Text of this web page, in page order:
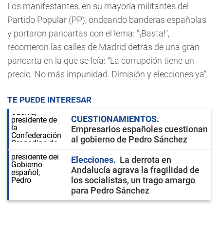
Los manifestantes, en su mayoría militantes del
Partido Popular (PP), ondeando banderas españolas
y portaron pancartas con el lema: "¡Basta!",
recorrieron las calles de Madrid detrás de una gran
pancarta en la que se leía: “La corrupción tiene un
precio. No más impunidad. Dimisión y elecciones ya”.
TE PUEDE INTERESAR
CUESTIONAMIENTOS
Empresarios españoles cuestionan
al gobierno de Pedro Sánchez
Elecciones
La derrota en
Andalucía agrava la fragilidad de
los socialistas, un trago amargo
para Pedro Sánchez